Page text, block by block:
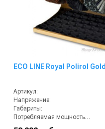
ECO LINE Royal Polirol Gold
Артикул:
Напряжение:
Габариты:
Потребляемая мощность (кВт):
Производитель: